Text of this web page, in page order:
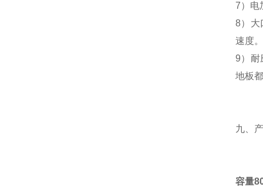
7）电
8）大
速度。
9）耐
地板
九、
容量